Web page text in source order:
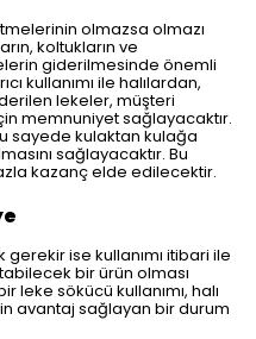
olmazsa olmazı
koltukların ve
giderilmesinde önemli
kullanımı ile halılardan,
lekeler, müşteri
memnuniyet sağlayacaktır.
sayede kulaktan kulağa
sağlayacaktır. Bu
kazanç elde edilecektir.
gerekir ise kullanımı itibari ile
bir ürün olması
sökücü kullanımı, halı
avantaj sağlayan bir durum